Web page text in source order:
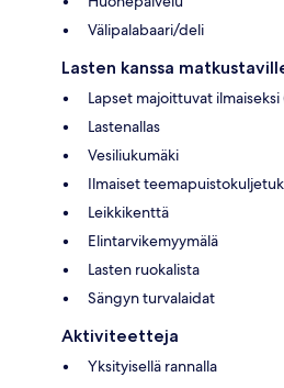
Välipalabaari/deli
Lasten kanssa
Lapset majoittuvat
Lastenallas
Vesiliukumäki
Ilmaiset
Leikkikenttä
Elintarvikemyymälä
Lasten ruokalista
Sängyn turvalaidat
Aktiviteetteja
Yksityisellä rannalla